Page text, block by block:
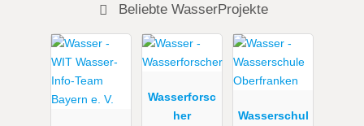
Beliebte WasserProjekte
Wasserforsc
her
Wasserschul